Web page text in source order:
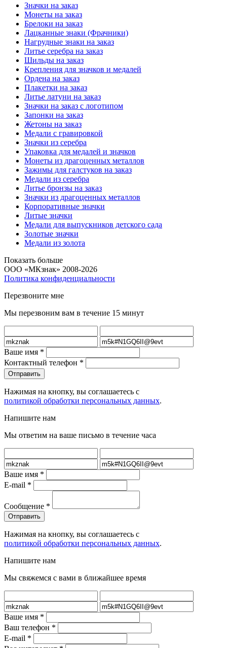
Значки на заказ
Монеты на заказ
Брелоки на заказ
Лацканные знаки (Фрачники)
Нагрудные знаки на заказ
Литье серебра на заказ
Шильды на заказ
Крепления для значков и медалей
Ордена на заказ
Плакетки на заказ
Литье латуни на заказ
Значки на заказ с логотипом
Запонки на заказ
Жетоны на заказ
Медали с гравировкой
Значки из серебра
Упаковка для медалей и значков
Монеты из драгоценных металлов
Зажимы для галстуков на заказ
Медали из серебра
Литье бронзы на заказ
Значки из драгоценных металлов
Корпоративные значки
Литые значки
Медали для выпускников детского сада
Золотые значки
Медали из золота
Показать больше
ООО «МКзнак» 2008-2026
Политика конфиденциальности
Перезвоните мне
Мы перезвоним вам в течение 15 минут
Ваше имя *
Контактный телефон *
Нажимая на кнопку, вы соглашаетесь с
политикой обработки персональных данных.
Напишите нам
Мы ответим на ваше письмо в течение часа
Ваше имя *
E-mail *
Сообщение *
Нажимая на кнопку, вы соглашаетесь с
политикой обработки персональных данных.
Напишите нам
Мы свяжемся с вами в ближайшее время
Ваше имя *
Ваш телефон *
E-mail *